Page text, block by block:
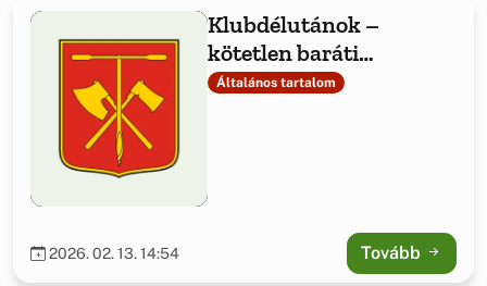
Klubdélutánok –
kötetlen baráti
hangulatú programok
Általános tartalom
2026. 02. 13. 14:54 Tovább